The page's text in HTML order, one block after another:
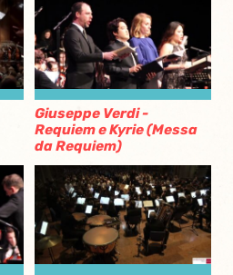
Giuseppe Verdi -
Requiem e Kyrie (Messa
da Requiem)